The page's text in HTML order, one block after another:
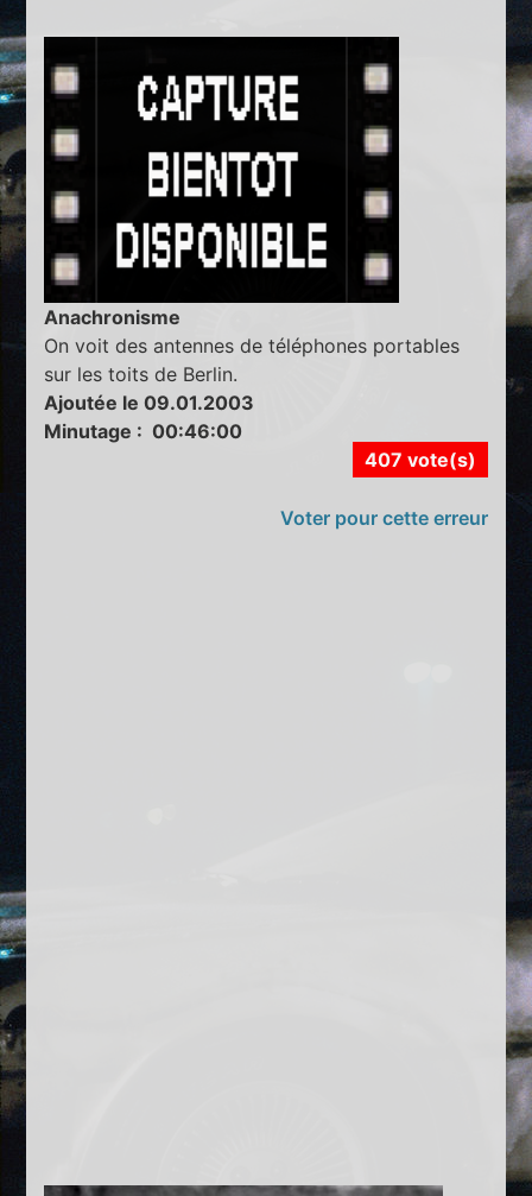
Anachronisme
On voit des antennes de téléphones portables
sur les toits de Berlin.
Ajoutée le 09.01.2003
Minutage : 00:46:00
407 vote(s)
Voter pour cette erreur